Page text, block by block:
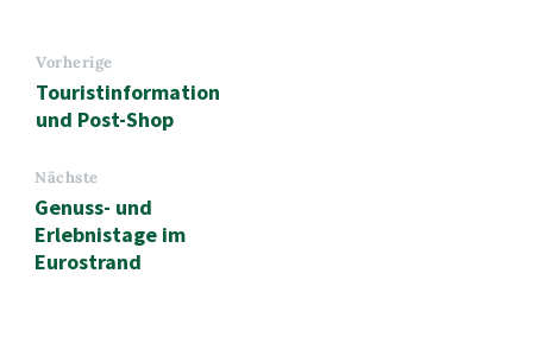
Vorherige
Touristinformation
und Post-Shop
Nächste
Genuss- und
Erlebnistage im
Eurostrand